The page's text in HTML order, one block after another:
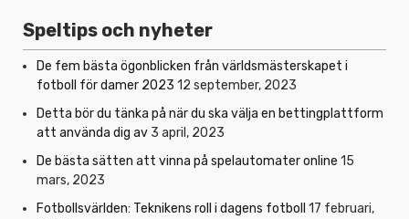
Speltips och nyheter
De fem bästa ögonblicken från världsmästerskapet i
fotboll för damer 2023 12 september, 2023
Detta bör du tänka på när du ska välja en bettingplattform
att använda dig av 3 april, 2023
De bästa sätten att vinna på spelautomater online 15
mars, 2023
Fotbollsvärlden: Teknikens roll i dagens fotboll 17 februari,